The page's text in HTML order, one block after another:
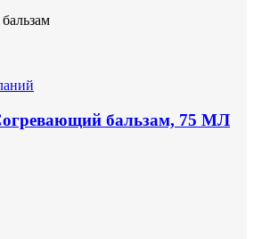
бальзам
бальзам, 75 МЛ